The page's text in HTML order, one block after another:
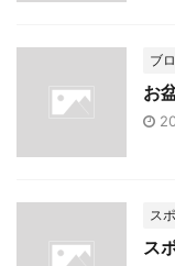
ブ
お
ス
ス